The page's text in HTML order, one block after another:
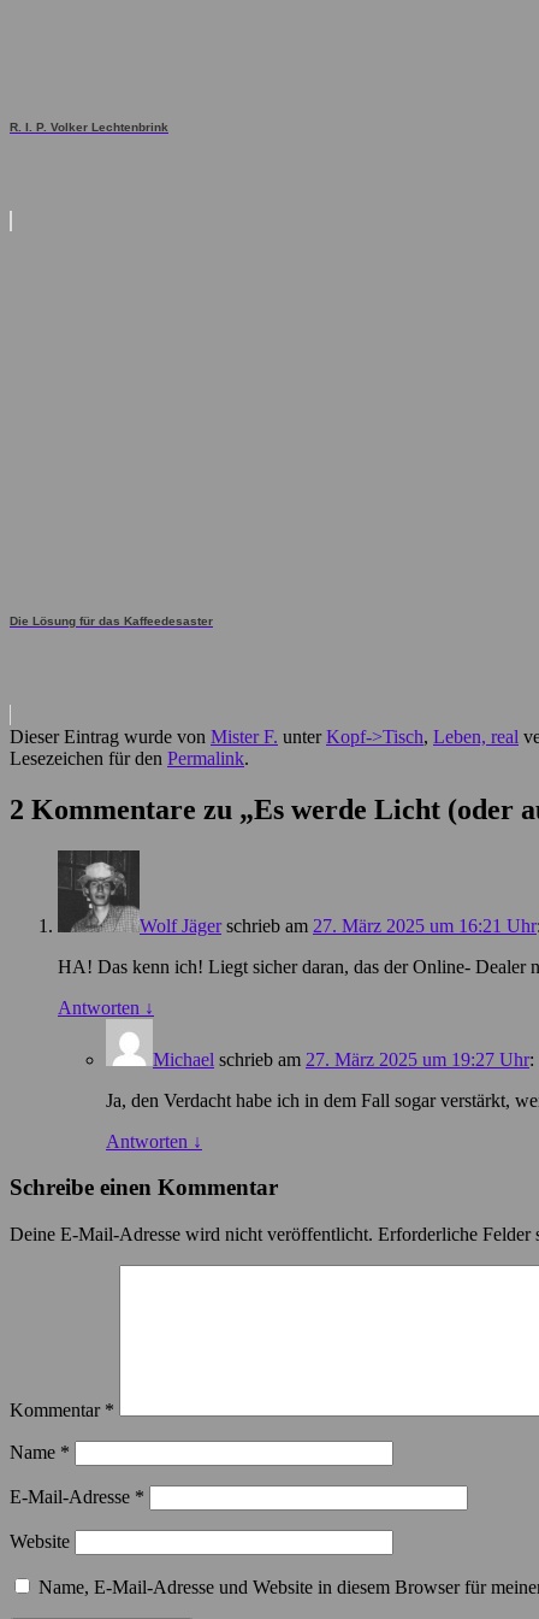
R. I. P. Volker Lechtenbrink
Die Lösung für das Kaffeedesaster
Dieser Eintrag wurde von Mister F. unterKopf->Tisch, Leben, real
Lesezeichen für den Permalink.
2 Kommentare zu „Es werde Licht (oder
Wolf Jäger schrieb am 27. März 2025 um 16:21 Uhr:
HA! Das kenn ich! Liegt sicher daran, das der Online- Dealer
Antworten ↓
Michael schrieb am 27. März 2025 um 19:27 Uhr:
Ja, den Verdacht habe ich in dem Fall sogar verstärkt,
Antworten ↓
Schreibe einen Kommentar
Deine E-Mail-Adresse wird nicht veröffentlicht. Erforderliche Felder
Kommentar *
Name *
E-Mail-Adresse *
Website
Name, E-Mail-Adresse und Website in diesem Browser für